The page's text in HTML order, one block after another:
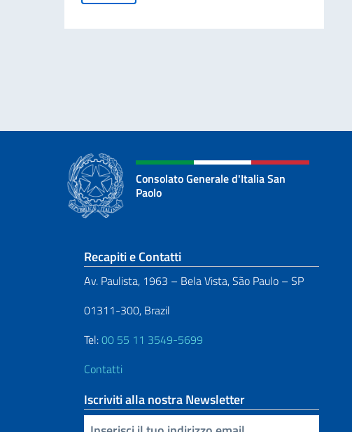
Consolato Generale d'Italia San
Paolo
Sezione footer
Recapiti e Contatti
Av. Paulista, 1963 – Bela Vista, São Paulo – SP
01311-300, Brazil
Tel:00 55 11 3549-5699
Contatti
Iscriviti alla nostra Newsletter